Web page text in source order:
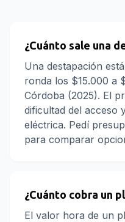
¿Cuánto sale una
Una destapación
ronda los $15.000 a
Córdoba (2025). El
dificultad del acceso
eléctrica. Pedí
para comparar
¿Cuánto cobra un
El valor hora de un